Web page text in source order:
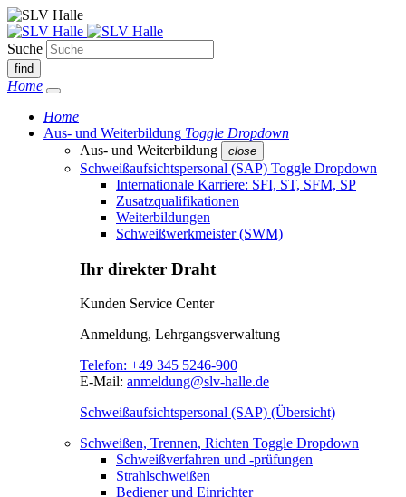
Suche
find
Home
Home
Aus- und Weiterbildung Toggle Dropdown
Aus- und Weiterbildung
close
Schweißaufsichtspersonal (SAP) Toggle Dropdown
Internationale Karriere: SFI, ST, SFM, SP
Zusatzqualifikationen
Weiterbildungen
Schweißwerkmeister (SWM)
Ihr direkter Draht
Kunden Service Center
Anmeldung, Lehrgangsverwaltung
Telefon: +49 345 5246-900
E-Mail: anmeldung@slv-halle.de
Schweißaufsichtspersonal (SAP) (Übersicht)
Schweißen, Trennen, Richten Toggle Dropdown
Schweißverfahren und -prüfungen
Strahlschweißen
Bediener und Einrichter